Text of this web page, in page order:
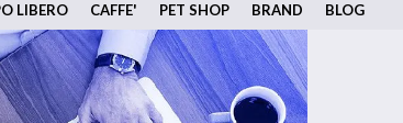
LIBERO CAFFE' PET SHOP BRAND BLOG